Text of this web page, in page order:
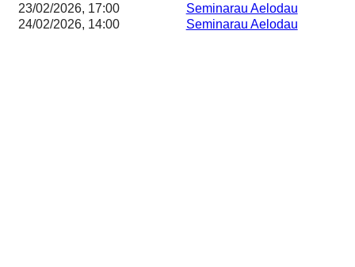
23/02/2026, 17:00 Seminarau Aelodau
24/02/2026, 14:00 Seminarau Aelodau